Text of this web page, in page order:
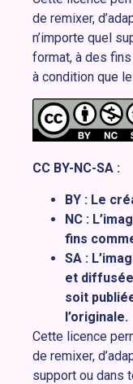
de remixer,
n’importe quel
format, à des
à condition que
CC BY-NC-SA :
BY : Le
NC :
fins
SA :
et diffusée
soit
l’originale.
Cette licence
de remixer,
support ou dans